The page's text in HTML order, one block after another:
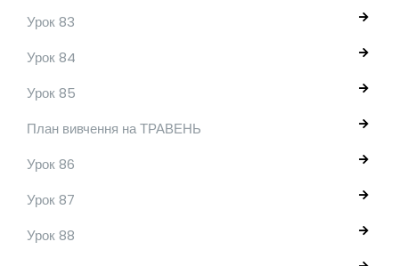
Урок 83
Урок 84
Урок 85
План вивчення на ТРАВЕНЬ
Урок 86
Урок 87
Урок 88